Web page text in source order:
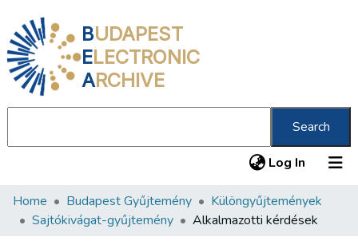
BUDAPEST
ELECTRONIC
ARCHIVE
Search
Log In (current)
Communities & Collections
Home Budapest Gyűjtemény
Különgyűjtemények
Sajtókivágat-gyűjtemény
Alkalmazotti kérdések